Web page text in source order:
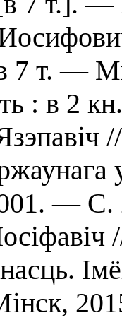
7 т. —
: в 2
//
— С.